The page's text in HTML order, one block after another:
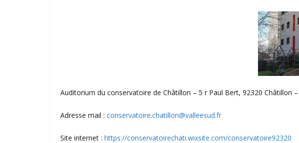
Auditorium du conservatoire de Châtillon – 5 r Paul Bert, 92320 Châtillon
Adresse mail : conservatoire.chatillon@valleesud.fr
Site internet : https://conservatoirechati.wixsite.com/conservatoire92320